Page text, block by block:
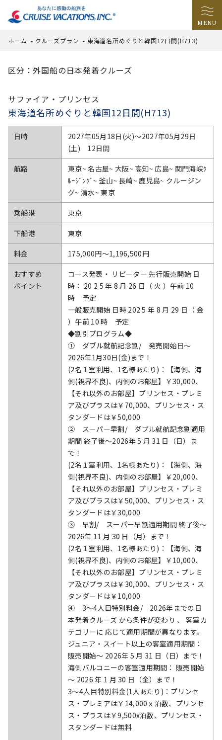
MENU
ホーム - クルーズプラン - 東海道名所めぐりと韓国12日間(H713)
区分：外国船の日本発着クルーズ
サファイア・プリンセス
東海道名所めぐりと韓国12日間(H713)
日時
2027年05月18日(火)〜2027年05月29日
(土) 12日間
航路
東京~ 名古屋~ 大阪~ 高知~ 広島~ 関門海峡ｸ
ﾙｰｼﾞﾝｸﾞ~ 釜山~ 長崎~ 鹿児島~ クルージン
グ~ 清水~ 東京
乗船港 東京
下船港 東京
料金 175,000円〜1,196,500円
おすすめ
ポイント
コース発表・ リピーター 先行販売開始 日
時： 20 2 5 年 8 月 26 日（ 火 ）午前 10
時 予定
一般販売開始 日時 202 5 年 8 月 29 日（ 金
）午前 10 時 予定
◆割引プログラム◆
① ダブル就航記念割/ 発売開始日～
2026年1月30日(金)まで！
(2名１室利用、1名様あたり)：【海側、海
側(視界不良)、内側のお部屋】￥30,000、
【それ以外のお部屋】プリンセス・プレミ
ア及びプラスは￥70,000、プリンセス・ス
タンダードは￥50,000
② スーパー早割/ ダブル就航記念割適用
期間 終了後～2026年 5 月 31 日（日）ま
で！
(2名１室利用、1名様あたり)：【海側、海
側(視界不良)、内側のお部屋】￥20,000、
【それ以外のお部屋】プリンセス・プレミ
ア及びプラスは￥50,000、プリンセス・ス
タンダードは￥30,000
③ 早割/ スーパー早割適用期間 終了後～
2026年 11 月 30 日（月）まで！
(2名１室利用、1名様あたり)：【海側、海
側(視界不良)、内側のお部屋】￥10,000、
【それ以外のお部屋】プリンセス・プレミ
ア及びプラスは￥30,000、プリンセス・ス
タンダードは￥10,000
④ 3～4人目特別料金/ 2026年までの日
本発着クルーズ から条件が変わり 、 客室カ
テゴリーに 応じて適用期間が異なります。
ジュニア・スイート以上の客室適用期間：
販売開始～ 2026年 5 月 31 日（日）まで！
海側バルコニーの客室適用期間： 販売開始
～ 2026 年 1 月 30 日（金）まで！
3～4人目特別料金(1人あたり)：プリンセ
ス・プレミアは￥14,000ｘ泊数、プリンセ
ス・プラスは￥9,500x泊数、プリンセス・
スタンダードは無料